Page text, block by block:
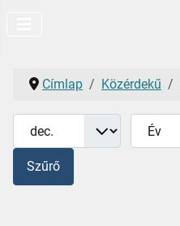
Címlap Közérdekű
Szűrők
Hónap
Szűrő